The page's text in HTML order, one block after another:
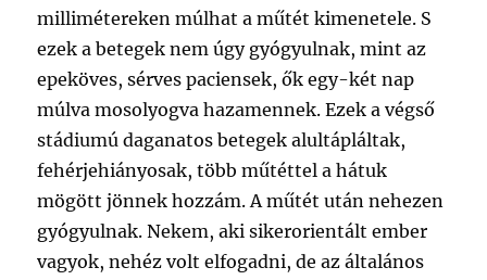
millimétereken múlhat a műtét kimenetele. S
ezek a betegek nem úgy gyógyulnak, mint az
epeköves, sérves paciensek, ők egy-két nap
múlva mosolyogva hazamennek. Ezek a végső
stádiumú daganatos betegek alultápláltak,
fehérjehiányosak, több műtéttel a hátuk
mögött jönnek hozzám. A műtét után nehezen
gyógyulnak. Nekem, aki sikerorientált ember
vagyok, nehéz volt elfogadni, de az általános